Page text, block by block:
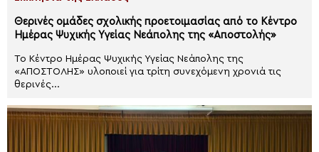
Θερινές ομάδες σχολικής προετοιμασίας από το Κέντρο
Ημέρας Ψυχικής Υγείας Νεάπολης της «Αποστολής»
Το Κέντρο Ημέρας Ψυχικής Υγείας Νεάπολης της
«ΑΠΟΣΤΟΛΗΣ» υλοποιεί για τρίτη συνεχόμενη χρονιά τις
θερινές...